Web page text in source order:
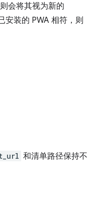
会将其视为新的
安装的 PWA 相符，则
和清单路径保持不